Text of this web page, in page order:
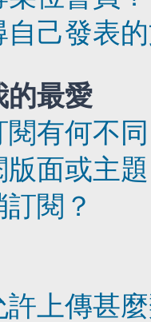
己發表
的最愛
有何不
面或主
閱？
上傳甚